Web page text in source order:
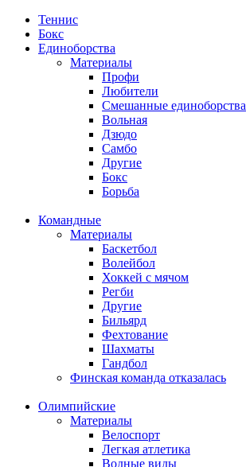
Теннис
Бокс
Единоборства
Материалы
Профи
Любители
Смешанные единоборства
Вольная
Дзюдо
Самбо
Другие
Бокс
Борьба
Командные
Материалы
Баскетбол
Волейбол
Хоккей с мячом
Регби
Другие
Бильярд
Фехтование
Шахматы
Гандбол
Финская команда отказалась
Олимпийские
Материалы
Велоспорт
Легкая атлетика
Водные виды